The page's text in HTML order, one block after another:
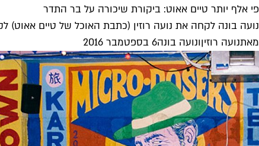
פי אלף יותר טיים אאוט: ביקורת שיכורה על בר התדר
נועה בונה לקחה את נועה רוזין (כתבת האוכל של טיים אאוט)
מאתנועה רוזיןונועה בונה6 בספטמבר 2016